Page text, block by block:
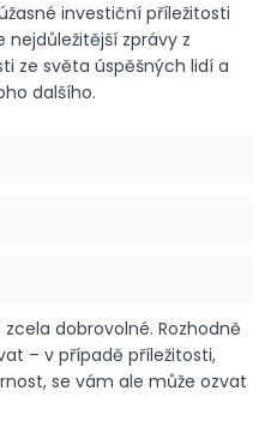
investiční příležitosti
zprávy z
ze světa úspěšných lidí a
dalšího.
dobrovolné. Rozhodně
– v případě příležitosti,
se vám ale může ozvat